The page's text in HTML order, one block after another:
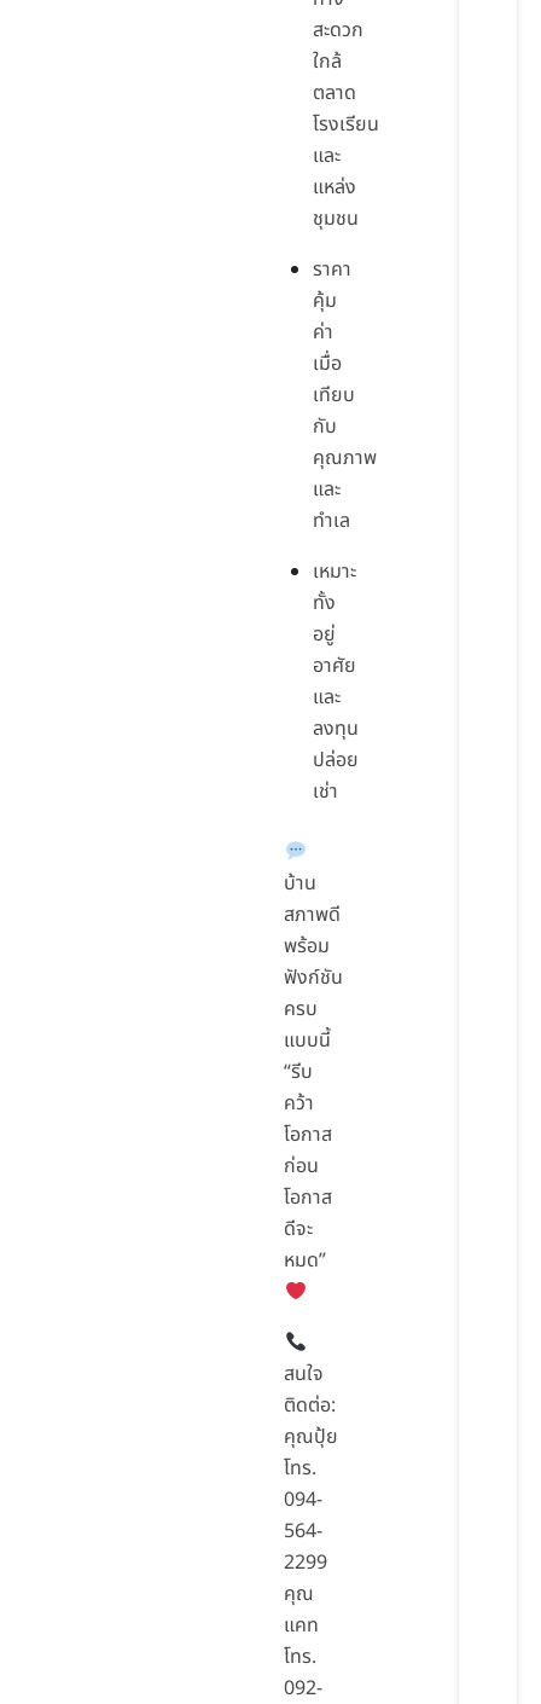
สะดวก
ใกล้
ตลาด
โรงเรียน
และ
แหล่ง
ชุมชน
ราคา
คุ้ม
ค่า
เมื่อ
เทียบ
กับ
คุณภาพ
และ
ทำเล
เหมาะ
ทั้ง
อยู่
อาศัย
และ
ลงทุน
ปล่อย
เช่า
บ้าน
สภาพดี
พร้อม
ฟังก์ชัน
ครบ
แบบนี้
“รีบ
คว้า
โอกาส
ก่อน
โอกาส
ดีจะ
หมด”
สนใจ
ติดต่อ:
คุณปุ้ย
โทร.
094-
564-
2299
คุณ
แคท
โทร.
092-